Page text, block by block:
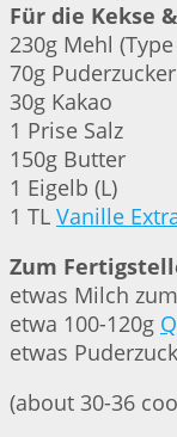
Für die Kekse
230g Mehl
70g Puderzucker
30g Kakao
1 Prise Salz
150g Butter
1 Eigelb (L)
1 TL Vanille
Zum
etwas Milch
etwa 100-120g
etwas
(about 30-36